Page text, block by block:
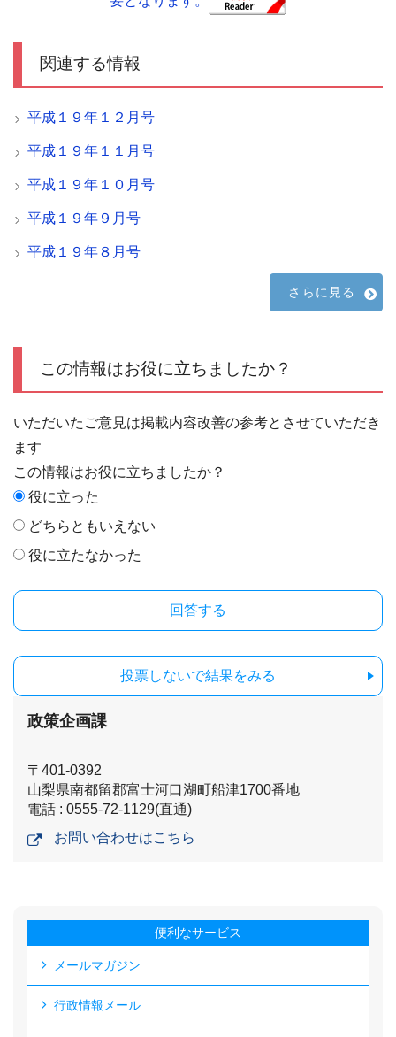
関連する情報
平成１９年１２月号
平成１９年１１月号
平成１９年１０月号
平成１９年９月号
平成１９年８月号
さらに見る
この情報はお役に立ちましたか？
いただいたご意見は掲載内容改善の参考とさせていただき
ます
この情報はお役に立ちましたか？
役に立った
どちらともいえない
役に立たなかった
投票しないで結果をみる
政策企画課
〒401-0392
山梨県南都留郡富士河口湖町船津1700番地
電話 : 0555-72-1129(直通)
お問い合わせはこちら
便利なサービス
メールマガジン
行政情報メール